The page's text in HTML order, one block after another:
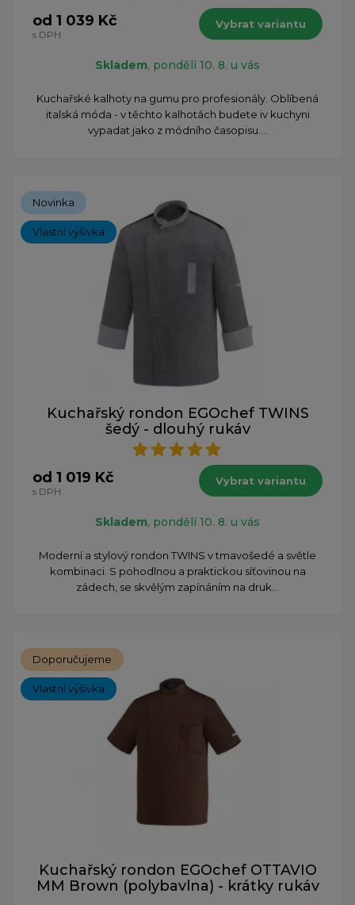
od 1 039 Kč
s DPH
Vybrat variantu
Skladem, pondělí 10. 8. u vás
Kuchařské kalhoty na gumu pro profesionály. Oblíbená
italská móda - v těchto kalhotách budete iv kuchyni
vypadat jako z módního časopisu....
Novinka
Vlastní výšivka
Kuchařský rondon EGOchef TWINS
šedý - dlouhý rukáv
od 1 019 Kč
s DPH
Vybrat variantu
Skladem, pondělí 10. 8. u vás
Moderní a stylový rondon TWINS v tmavošedé a světle
kombinaci. S pohodlnou a praktickou síťovinou na
zádech, se skvělým zapínáním na druk...
Doporučujeme
Vlastní výšivka
Kuchařský rondon EGOchef OTTAVIO
MM Brown (polybavlna) - krátky rukáv